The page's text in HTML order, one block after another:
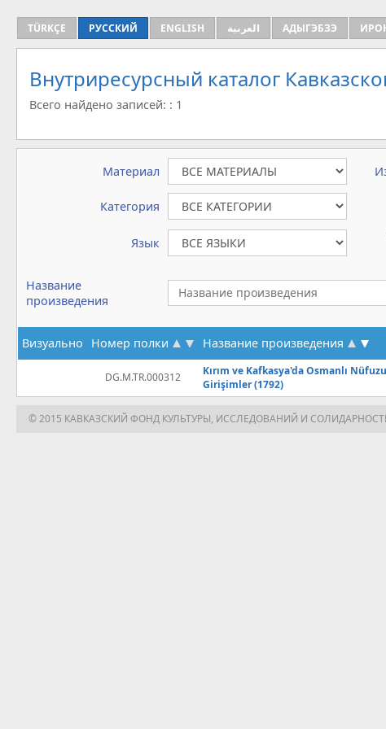
TÜRKÇE РУССКИЙ ENGLISH العربية АДЫГЭБЗЭ
Внутриресурсный каталог
Всего найдено записей: : 1
Материал
Категория
Язык
Название
произведения
Визуально Номер полки Название произведения
DG.M.TR.000312
Kırım ve Kafkasya'da Osmanlı
Girişimler (1792)
© 2015 КАВКАЗСКИЙ ФОНД КУЛЬТУРЫ, ИССЛЕДОВАНИЙ И